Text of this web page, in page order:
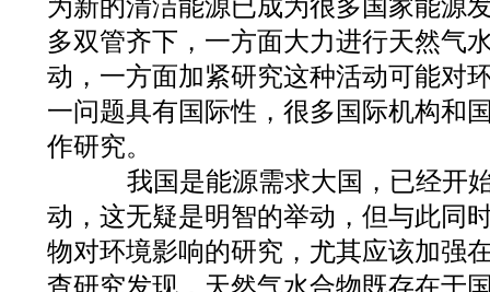
为新的清洁能源已成为很多国家能源
多双管齐下，一方面大力进行天然气
动，一方面加紧研究这种活动可能对
一问题具有国际性，很多国际机构和
作研究。
我国是能源需求大国，已经开
动，这无疑是明智的举动，但与此同
物对环境影响的研究，尤其应该加强
查研究发现，天然气水合物既存在于